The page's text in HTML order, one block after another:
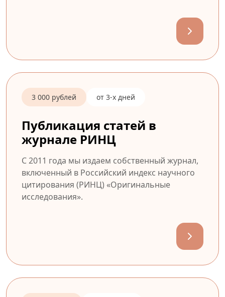
3 000 рублей от 3-х дней
Публикация статей в
журнале РИНЦ
С 2011 года мы издаем собственный журнал,
включенный в Российский индекс научного
цитирования (РИНЦ) «Оригинальные
исследования».